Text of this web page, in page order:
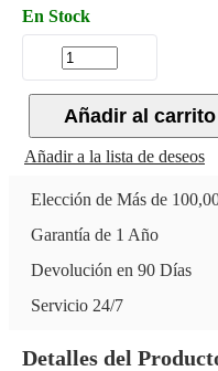
En Stock
Añadir al carrito
Añadir a la lista de deseos
Elección de Más de
Garantía de 1 Año
Devolución en 90 Días
Servicio 24/7
Detalles del